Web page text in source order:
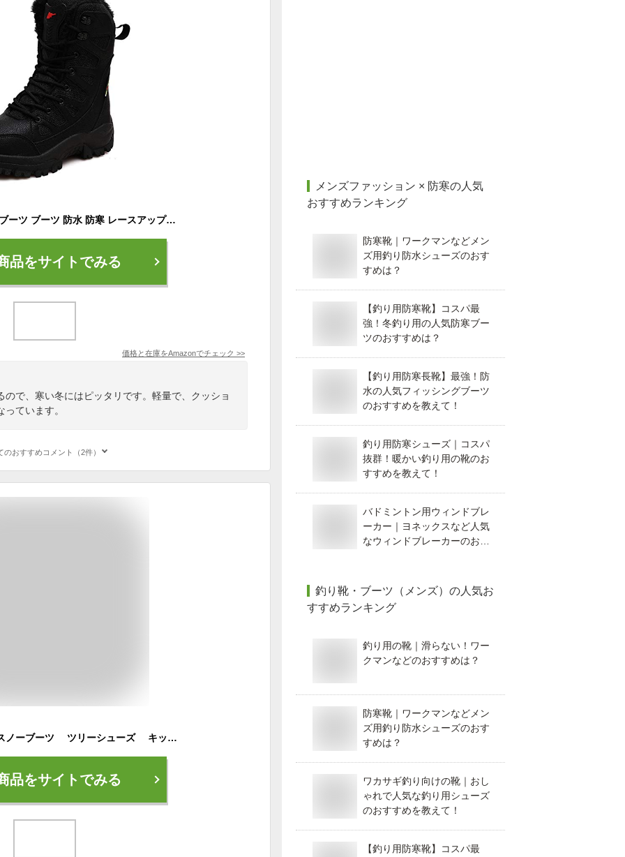
[IJGE] メンズ スノーブーツ ブーツ 防水 防寒 レースアップブーツ 軽量 雪靴 冬用ブーツ カジュアルシューズ ショートブーツ 23.5cm スノーシューズ ワークブーツ あったかい 防滑 アウトドア カジュアル 釣り お出かけ ブラックボア付き 雪道 普段用
品をサイトでみる
価格と在庫をAmazonでチェック >>
で、寒い冬にはピッタリです。軽量で、クッショ
ています。
のおすすめコメント（2件）
メンズ長靴 ブーツ スノーブーツ ツリーシューズ キッチンシューズ ロングブーツ 裏起毛 秋 冬 おしゃれ カジュアルシューズ ボア スキーシューズ 釣り 防寒靴 防水 防滑 保温 暖かい靴 女性 軽量 歩きやすい 痛くない 滑りとめ ブラック 静音
品をサイトでみる
メンズファッション × 防寒の人気
おすすめランキング
防寒靴｜ワークマンなどメン
ズ用釣り防水シューズのおす
すめは？
【釣り用防寒靴】コスパ最
強！冬釣り用の人気防寒ブー
ツのおすすめは？
【釣り用防寒長靴】最強！防
水の人気フィッシングブーツ
のおすすめを教えて！
釣り用防寒シューズ｜コスパ
抜群！暖かい釣り用の靴のお
すすめを教えて！
バドミントン用ウィンドブレ
ーカー｜ヨネックスなど人気
なウィンドブレーカーのおす
釣り靴・ブーツ（メンズ） の人気お
すすめランキング
釣り用の靴｜滑らない！ワー
クマンなどのおすすめは？
防寒靴｜ワークマンなどメン
ズ用釣り防水シューズのおす
すめは？
ワカサギ釣り向けの靴｜おし
ゃれで人気な釣り用シューズ
のおすすめを教えて！
【釣り用防寒靴】コスパ最